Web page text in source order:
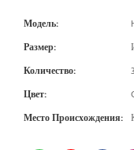
Модель:
Размер:
Количество:
Цвет:
Место Происхождения: